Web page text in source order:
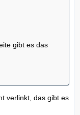
gibt es das
verlinkt, das gibt es